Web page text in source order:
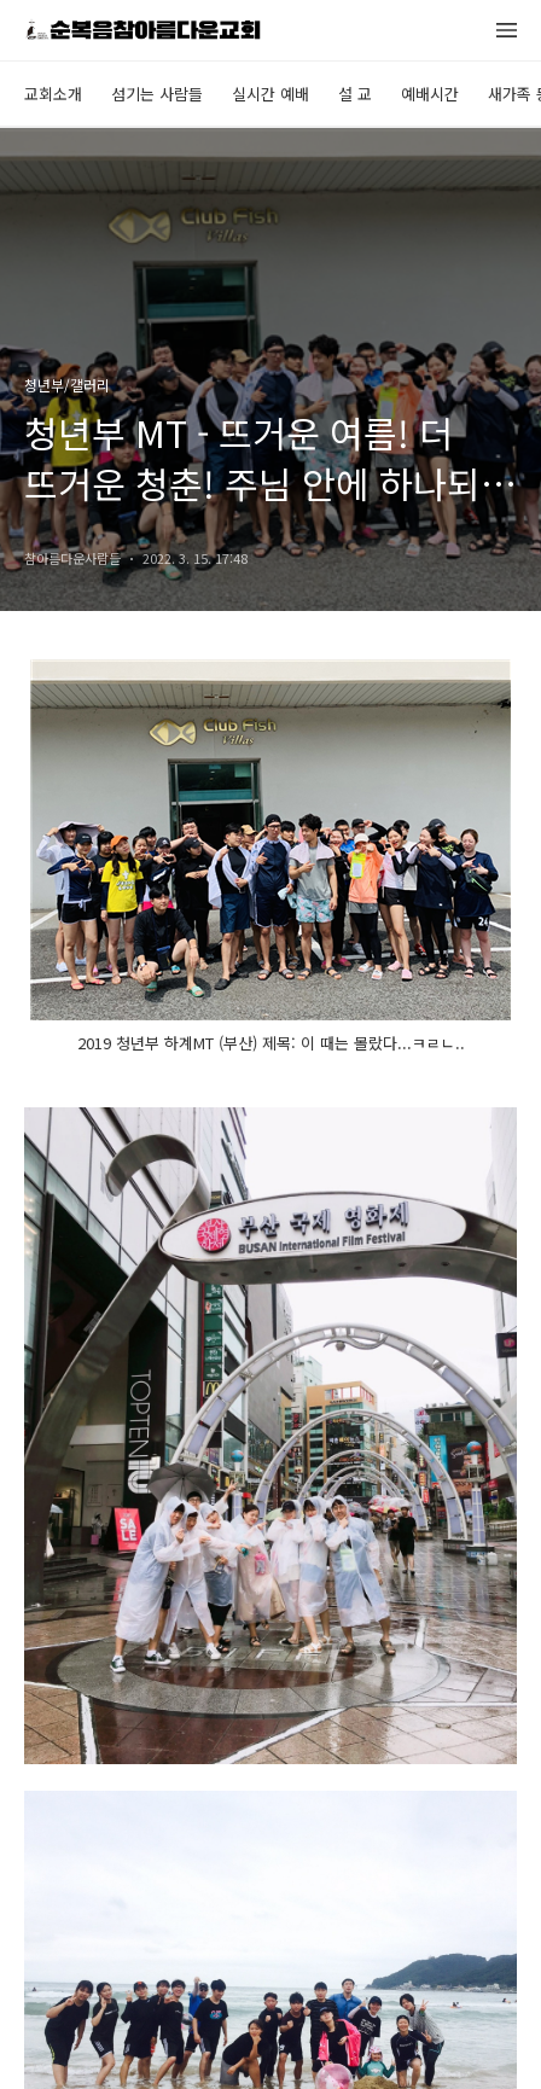
교회소개 섬기는 사람들 실시간 예배 설 교 예배시간 새가족
청년부/갤러리
청년부 MT - 뜨거운 여름! 더
뜨거운 청춘! 주님 안에 하나되어
나아가는 청년부
참아름다운사람들 2022. 3. 15. 17:48
2019 청년부 하계MT (부산) 제목: 이 때는 몰랐다...ㅋㄹㄴ..